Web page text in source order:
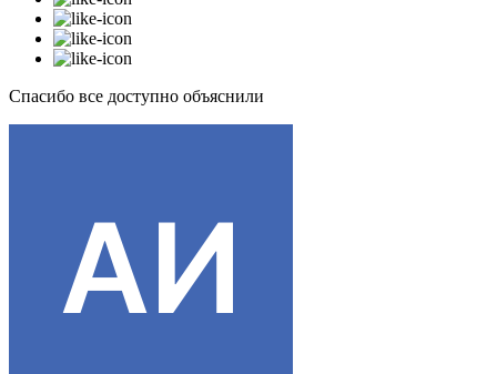
Спасибо все доступно объяснили